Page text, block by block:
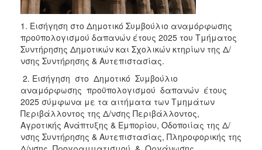
2012
2011
2010
2006
ΤΟΠΟΣ
1. Εισήγηση στο Δημοτικό Συμβούλιο αναμόρφωσης
προϋπολογισμού δαπανών έτους 2025 του Τμήματος
Συντήρησης Δημοτικών και Σχολικών κτηρίων της Δ/
νσης Συντήρησης & Αυτεπιστασίας.
2. Εισήγηση στο Δημοτικό Συμβούλιο
αναμόρφωσης προϋπολογισμού δαπανών έτους
2025 σύμφωνα με τα αιτήματα των Τμημάτων
Περιβάλλοντος της Δ/νσης Περιβάλλοντος,
Αγροτικής Ανάπτυξης & Εμπορίου, Οδοποιίας της Δ/
νσης Συντήρησης & Αυτεπιστασίας, Πληροφορικής της